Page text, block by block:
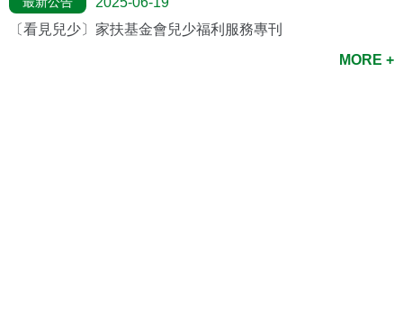
〔看見兒少〕家扶基金會兒少福利服務專刊
MORE +